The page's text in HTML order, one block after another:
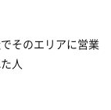
そのエリアに営業
人